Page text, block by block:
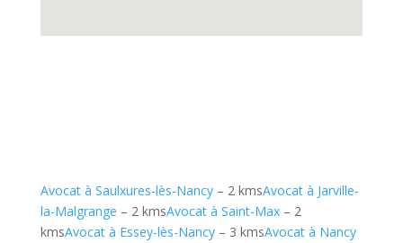
Avocat à Saulxures-lès-Nancy– 2 kmsAvocat à Jarville-
la-Malgrange – 2 kmsAvocat à Saint-Max– 2
kmsAvocat à Essey-lès-Nancy– 3 kmsAvocat à Nancy